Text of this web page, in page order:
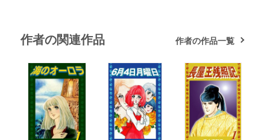
作者の関連作品 作者の作品一覧